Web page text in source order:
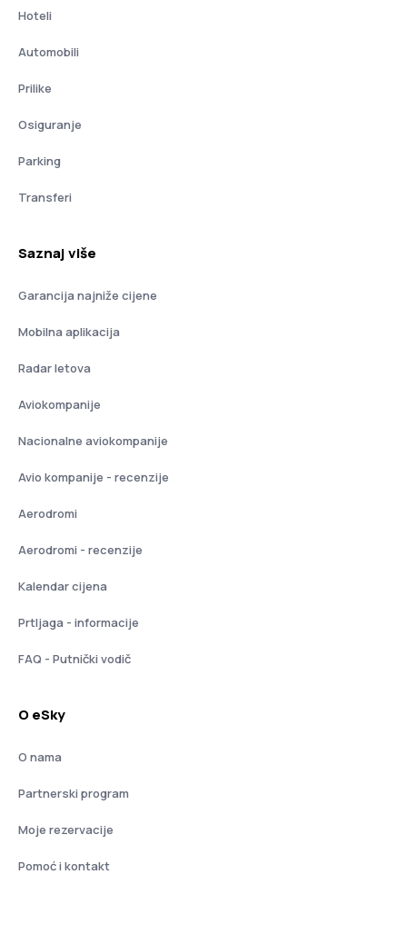
Hoteli
Automobili
Prilike
Osiguranje
Parking
Transferi
Saznaj više
Garancija najniže cijene
Mobilna aplikacija
Radar letova
Aviokompanije
Nacionalne aviokompanije
Avio kompanije - recenzije
Aerodromi
Aerodromi - recenzije
Kalendar cijena
Prtljaga - informacije
FAQ - Putnički vodič
O eSky
O nama
Partnerski program
Moje rezervacije
Pomoć i kontakt